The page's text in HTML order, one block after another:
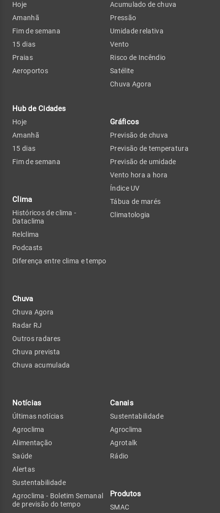
Hoje
Amanhã
Fim de semana
15 dias
Praias
Aeroportos
Hub de Cidades
Hoje
Amanhã
15 dias
Fim de semana
Clima
Históricos de clima -
Dataclima
Relclima
Podcasts
Diferença entre clima e tempo
Chuva
Chuva Agora
Radar RJ
Outros radares
Chuva prevista
Chuva acumulada
Acumulado de chuva
Pressão
Umidade relativa
Vento
Risco de Incêndio
Satélite
Chuva Agora
Gráficos
Previsão de chuva
Previsão de temperatura
Previsão de umidade
Vento hora a hora
Índice UV
Tábua de marés
Climatologia
Notícias
Últimas notícias
Agroclima
Alimentação
Saúde
Alertas
Sustentabilidade
Agroclima - Boletim Semanal
de previsão do tempo
Canais
Sustentabilidade
Agroclima
Agrotalk
Rádio
Produtos
SMAC